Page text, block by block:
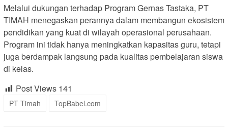
Melalui dukungan terhadap Program Gernas Tastaka, PT
TIMAH menegaskan perannya dalam membangun ekosistem
pendidikan yang kuat di wilayah operasional perusahaan.
Program ini tidak hanya meningkatkan kapasitas guru, tetapi
juga berdampak langsung pada kualitas pembelajaran siswa
di kelas.
Post Views 141
PT Timah TopBabel.com